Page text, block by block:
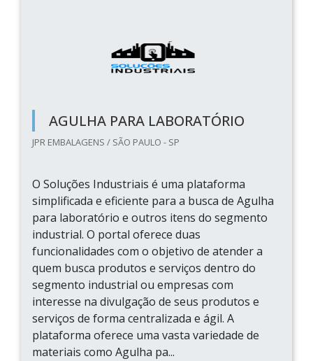
AGULHA PARA LABORATÓRIO
JPR EMBALAGENS / SÃO PAULO - SP
O Soluções Industriais é uma plataforma
simplificada e eficiente para a busca de Agulha
para laboratório e outros itens do segmento
industrial. O portal oferece duas
funcionalidades com o objetivo de atender a
quem busca produtos e serviços dentro do
segmento industrial ou empresas com
interesse na divulgação de seus produtos e
serviços de forma centralizada e ágil. A
plataforma oferece uma vasta variedade de
materiais como Agulha pa...